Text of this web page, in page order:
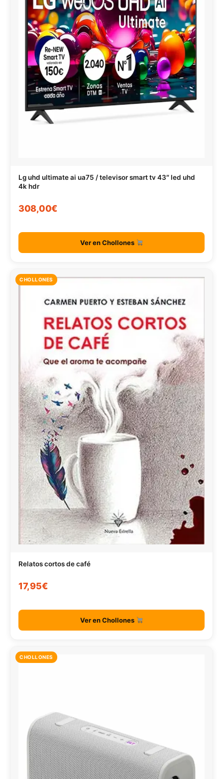
Lg uhd ultimate ai ua75 / televisor smart tv 43″ led uhd
4k hdr
308,00€
Ver en Chollones
CHOLLONES
Relatos cortos de café
17,95€
Ver en Chollones
CHOLLONES